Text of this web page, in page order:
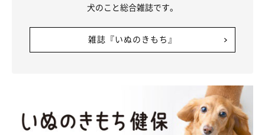
犬のこと総合雑誌です。
雑誌『いぬのきもち』